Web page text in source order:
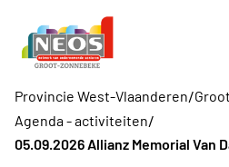
Provincie West-Vlaanderen/
Agenda - activiteiten/
05.09.2026 Allianz Memorial Van